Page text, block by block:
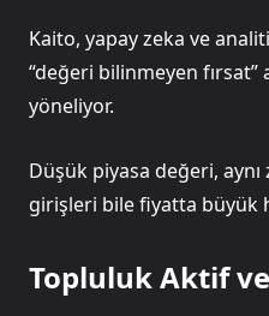
Kaito, yapay zeka ve
“değeri bilinmeyen fırsat”
yöneliyor.
Düşük piyasa değeri,
girişleri bile fiyatta büyük
Topluluk Aktif